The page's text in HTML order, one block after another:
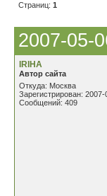
Страниц: 1
2007-05-
IRIHA
Автор сайта
Откуда: Москва
Зарегистрирован: 2007-
Сообщений: 409